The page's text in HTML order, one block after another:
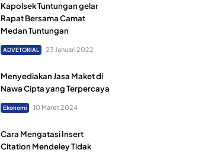
Kapolsek Tuntungan gelar
Rapat Bersama Camat
Medan Tuntungan
ADVETORIAL 23 Januari 2022
Menyediakan Jasa Maket di
Nawa Cipta yang Terpercaya
Ekonomi 10 Maret 2024
Cara Mengatasi Insert
Citation Mendeley Tidak